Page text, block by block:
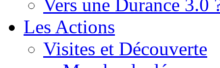
Vers une Durance 3.0
Les Actions
Visites et Découverte